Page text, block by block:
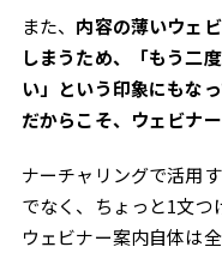
また、 内容の薄いウェ
しまうため、「もう二
い」という印象にもなっ
だからこそ、ウェビナ
ナーチャリングで活用
でなく、ちょっと1文つ
ウェビナー案内自体は